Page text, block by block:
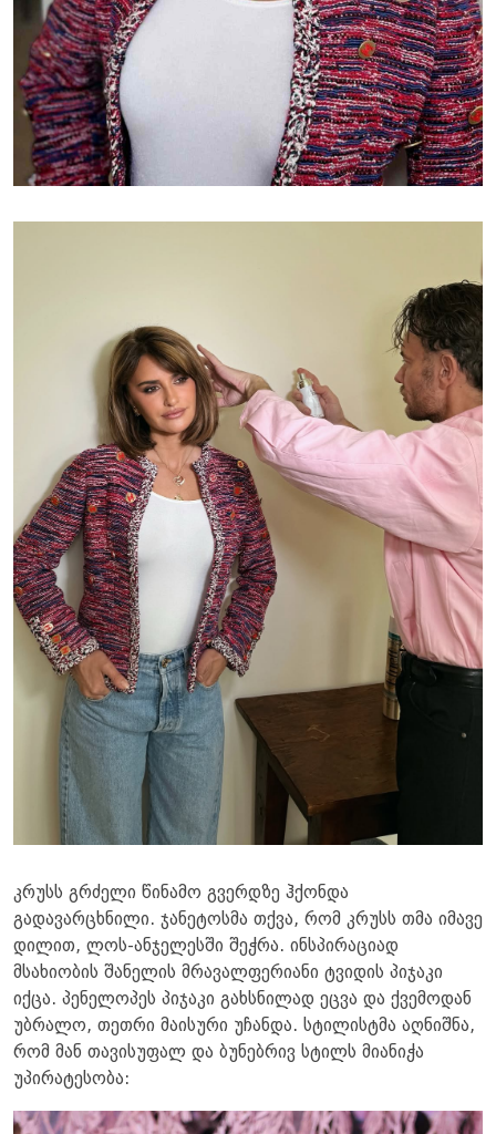
კრუსს გრძელი წინამო გვერდზე ჰქონდა
გადავარცხნილი. ჯანეტოსმა თქვა, რომ კრუსს თმა იმავე
დილით, ლოს-ანჯელესში შეჭრა. ინსპირაციად
მსახიობის შანელის მრავალფერიანი ტვიდის პიჯაკი
იქცა. პენელოპეს პიჯაკი გახსნილად ეცვა და ქვემოდან
უბრალო, თეთრი მაისური უჩანდა. სტილისტმა აღნიშნა,
რომ მან თავისუფალ და ბუნებრივ სტილს მიანიჭა
უპირატესობა: